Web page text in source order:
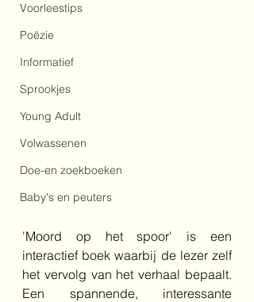
Voorleestips
Poëzie
Informatief
Sprookjes
Young Adult
Volwassenen
Doe-en zoekboeken
Baby's en peuters
'Moord op het spoor' is een
interactief boek waarbij de lezer zelf
het vervolg van het verhaal bepaalt.
Een spannende, interessante